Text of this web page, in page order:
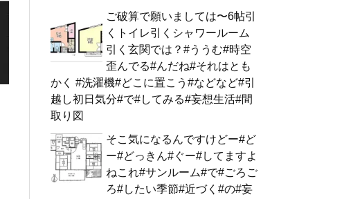
ご破算で願いましては〜6帖引
くトイレ引くシャワールーム
引く玄関では？#ううむ#時空
歪んでる#んだね#それはとも
かく #洗濯機#どこに置こう#などなど#引
越し初日気分#で#してみる#妄想生活#間
取り図
そこ気になるんですけどー#ど
ー#どっきん#ぐー#してますよ
ねこれ#サンルーム#で#ごろご
ろ#したい季節#近づく#の#妄